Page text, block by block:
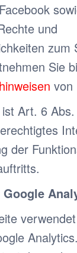
und
zum
Sie
von
Art. 6
der
Google